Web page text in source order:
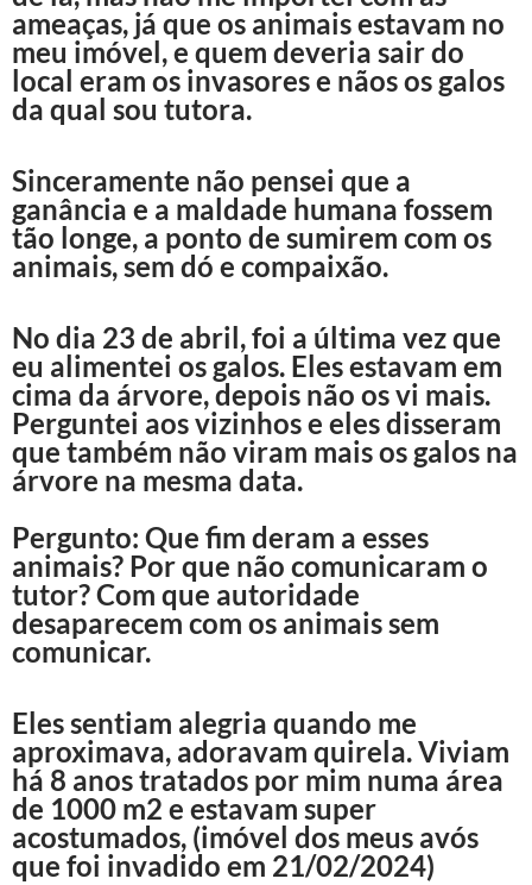
ameaças, já que os animais estavam no
meu imóvel, e quem deveria sair do
local eram os invasores e nãos os galos
da qual sou tutora.
Sinceramente não pensei que a
ganância e a maldade humana fossem
tão longe, a ponto de sumirem com os
animais, sem dó e compaixão.
No dia 23 de abril, foi a última vez que
eu alimentei os galos. Eles estavam em
cima da árvore, depois não os vi mais.
Perguntei aos vizinhos e eles disseram
que também não viram mais os galos na
árvore na mesma data.
Pergunto: Que fim deram a esses
animais? Por que não comunicaram o
tutor? Com que autoridade
desaparecem com os animais sem
comunicar.
Eles sentiam alegria quando me
aproximava, adoravam quirela. Viviam
há 8 anos tratados por mim numa área
de 1000 m2 e estavam super
acostumados, (imóvel dos meus avós
que foi invadido em 21/02/2024)